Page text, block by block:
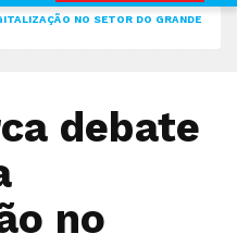
NO SETOR DO GRANDE
debate
no